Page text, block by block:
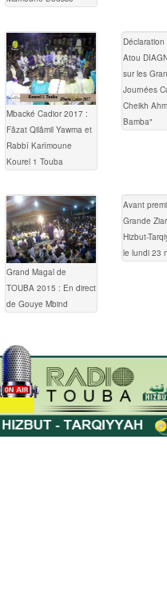
Mbacké Cadior 2017 :
Fâzat Qilâmil Yawma et
Rabbî Karîmoune
Kourel 1 Touba
Atou
sur les
Journées
Cheikh
Bamba"
Grand Magal de
TOUBA 2015 : En direct
de Gouye Mbind
Avant
Grande
Hizbut-
le lundi 23